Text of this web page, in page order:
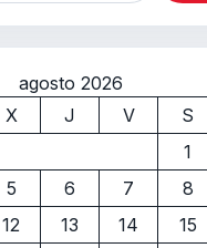
agosto 2026
X J V S
1
5 6 7 8
12 13 14 15